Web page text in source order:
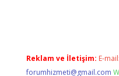
Reklam ve İletişim: E-mail:
forumhizmeti@gmail.com